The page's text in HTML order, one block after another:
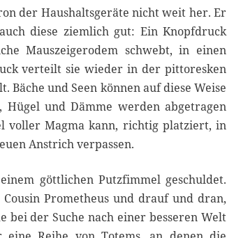
der Haushaltsgeräte nicht weit her. Er
diese ziemlich gut: Ein Knopfdruck
Mauszeigerodem schwebt, in einen
verteilt sie wieder in der pittoresken
Bäche und Seen können auf diese Weise
und Dämme werden abgetragen
voller Magma kann, richtig platziert, in
Anstrich verpassen.
göttlichen Putzfimmel geschuldet.
Prometheus und drauf und dran,
bei der Suche nach einer besseren Welt